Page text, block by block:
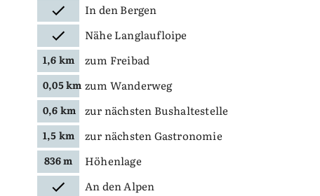
In den Bergen
Nähe Langlaufloipe
1,6 km zum Freibad
0,05 km zum Wanderweg
0,6 km zur nächsten Bushaltestelle
1,5 km
zur nächsten Gastronomie
836 m
Höhenlage
An den Alpen